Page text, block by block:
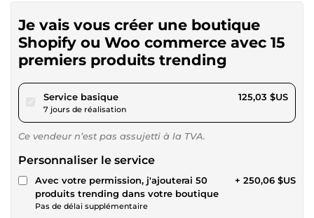
Je vais vous créer une boutique
Shopify ou Woo commerce avec 15
premiers produits trending
Service basiquepour 115,23 $US
7 jours de réalisation
125,03 $US
Ce vendeur n’est pas assujetti à la TVA.
Personnaliser le service
Avec votre permission, j'ajouterai 50
produits trending dans votre boutique
Pas de délai supplémentaire
+ 250,06 $US